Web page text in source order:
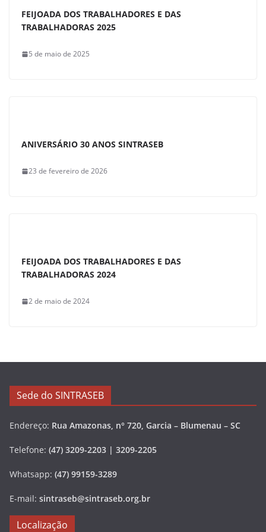
FEIJOADA DOS TRABALHADORES E DAS
TRABALHADORAS 2025
5 de maio de 2025
ANIVERSÁRIO 30 ANOS SINTRASEB
23 de fevereiro de 2026
FEIJOADA DOS TRABALHADORES E DAS
TRABALHADORAS 2024
2 de maio de 2024
Sede do SINTRASEB
Endereço: Rua Amazonas, n° 720, Garcia – Blumenau – SC
Telefone: (47) 3209-2203 | 3209-2205
Whatsapp: (47) 99159-3289
E-mail: sintraseb@sintraseb.org.br
Localização